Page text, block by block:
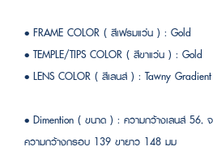
• FRAME COLOR ( สีเฟรมแว่น ) : Gold
• TEMPLE/TIPS COLOR ( สีขาแว่น ) : Gold
• LENS COLOR ( สีเลนส์ ) : Tawny Gradient
• Dimention ( ขนาด ) : ความกว้างเลนส์ 56,
ความกว้างกรอบ 139 ขายาว 148 มม